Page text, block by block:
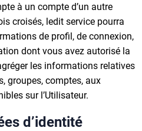
à un compte d’un autre
croisés, ledit service pourra
de profil, de connexion,
dont vous avez autorisé la
les informations relatives
groupes, comptes, aux
sur l’Utilisateur.
d’identité